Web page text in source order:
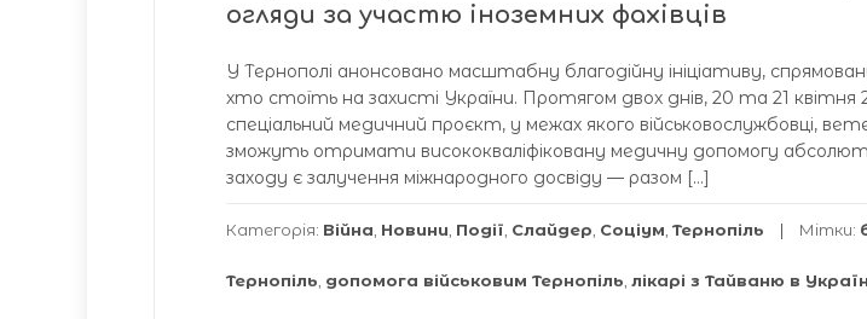
огляди за участю іноземних фахівців
У Тернополі анонсовано масштабну благодійну ініціативу,
хто стоїть на захисті України. Протягом двох днів, 20 та 21 квітня
спеціальний медичний проєкт, у межах якого військовослужбовці,
зможуть отримати висококваліфіковану медичну допомогу
заходу є залучення міжнародного досвіду — разом […]
Категорія: Війна Новини Події Слайдер Соціум Тернопіль Мітки:
Тернопіль допомога військовим Тернопіль лікарі з Тайваню в